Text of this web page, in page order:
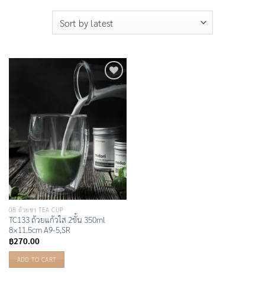
Add to
Wishlist
08 ถ้วยชา TEA CUP
TC133 ถ้วยแก้วใส 2ชั้น 350ml
8×11.5cm A9-5,SR
฿270.00
ADD TO CART